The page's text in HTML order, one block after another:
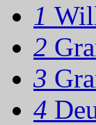
1
2
3
4